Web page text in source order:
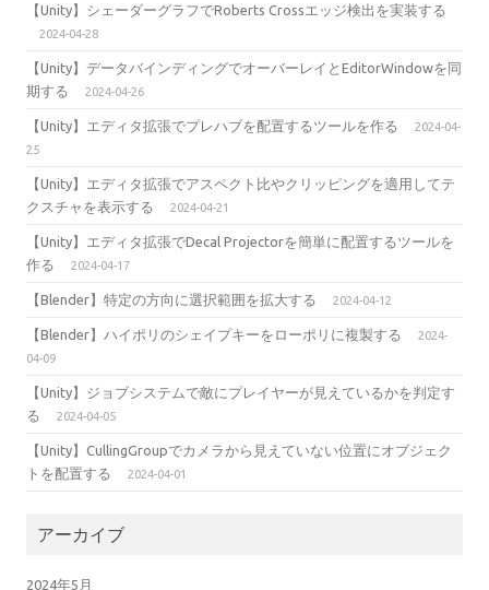
【Unity】シェーダーグラフでRoberts Crossエッジ検出を実装する
2024-04-28
【Unity】データバインディングでオーバーレイとEditorWindowを同
期する
2024-04-26
【Unity】エディタ拡張でプレハブを配置するツールを作る
2024-04-
25
【Unity】エディタ拡張でアスペクト比やクリッピングを適用してテ
クスチャを表示する
2024-04-21
【Unity】エディタ拡張でDecal Projectorを簡単に配置するツールを
作る
2024-04-17
【Blender】特定の方向に選択範囲を拡大する 2024-04-12
【Blender】ハイポリのシェイプキーをローポリに複製する
2024-
04-09
【Unity】ジョブシステムで敵にプレイヤーが見えているかを判定す
る
2024-04-05
【Unity】CullingGroupでカメラから見えていない位置にオブジェク
トを配置する
2024-04-01
アーカイブ
2024年5月